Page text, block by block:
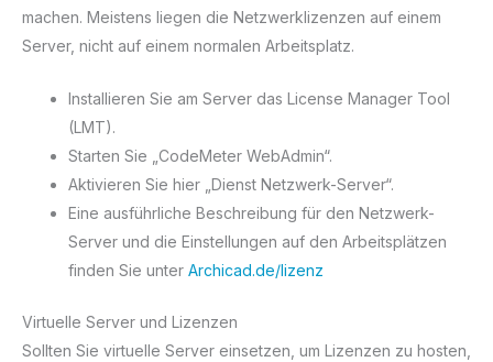
machen. Meistens liegen die Netzwerklizenzen auf einem
Server, nicht auf einem normalen Arbeitsplatz.
Installieren Sie am Server das License Manager Tool
(LMT).
Starten Sie „CodeMeter WebAdmin“.
Aktivieren Sie hier „Dienst Netzwerk-Server“.
Eine ausführliche Beschreibung für den Netzwerk-
Server und die Einstellungen auf den Arbeitsplätzen
finden Sie unter Archicad.de/lizenz
Virtuelle Server und Lizenzen
Sollten Sie virtuelle Server einsetzen, um Lizenzen zu hosten,